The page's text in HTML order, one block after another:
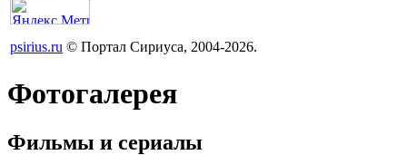
psirius.ru © Портал Сириуса, 2004-2026.
Фотогалерея
Фильмы и сериалы